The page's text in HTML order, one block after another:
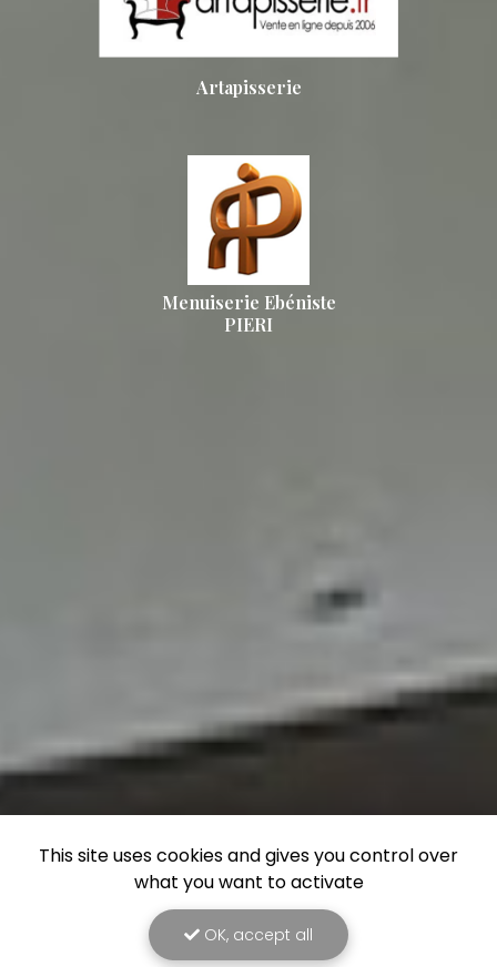
Artapisserie
Menuiserie Ebéniste
PIERI
This site uses cookies and gives you control over
what you want to activate
OK, accept all